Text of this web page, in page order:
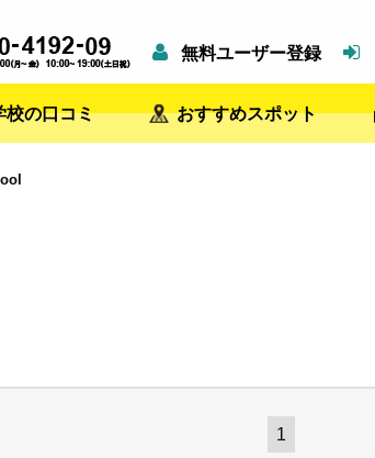
無料ユーザー登録
校の口コミ おすすめスポット
1